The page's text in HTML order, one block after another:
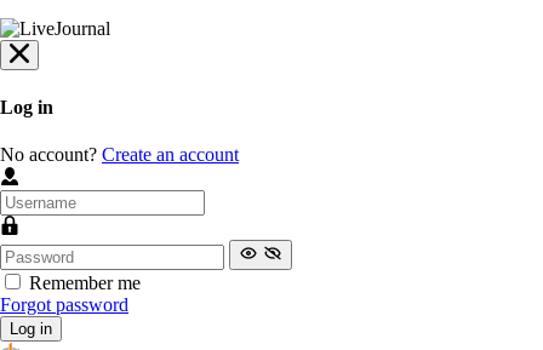
Log in
No account? Create an account
Remember me
Forgot password
Log in